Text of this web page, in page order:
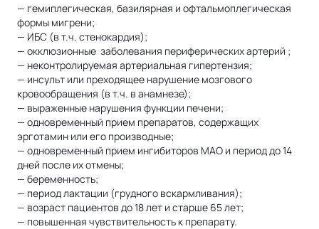
— гемиплегическая, базилярная и офтальмоплегическая
формы мигрени;
— ИБС (в т.ч. стенокардия);
— окклюзионные заболевания периферических артерий ;
— неконтролируемая артериальная гипертензия;
— инсульт или преходящее нарушение мозгового
кровообращения (в т.ч. в анамнезе);
— выраженные нарушения функции печени;
— одновременный прием препаратов, содержащих
эрготамин или его производные;
— одновременный прием ингибиторов МАО и период до 14
дней после их отмены;
— беременность;
— период лактации (грудного вскармливания);
— возраст пациентов до 18 лет и старше 65 лет;
— повышенная чувствительность к препарату.